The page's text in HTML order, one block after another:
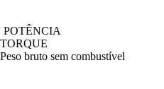
POTÊNCIA
TORQUE
Peso bruto sem combustível